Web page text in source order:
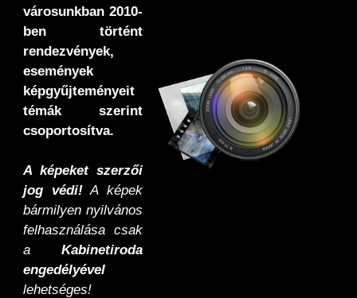
városunkban 2010-
ben történt
rendezvények,
események
képgyűjteményeit
témák szerint
csoportosítva.
A képeket szerzői
jog védi!A képek
bármilyen nyilvános
felhasználása csak
a Kabinetiroda
engedélyével
lehetséges!